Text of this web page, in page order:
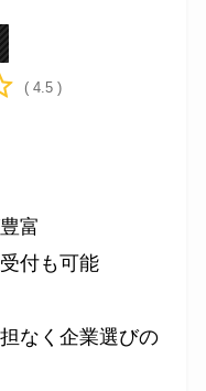
( 4.5 )
富
付も可能
なく企業選びの